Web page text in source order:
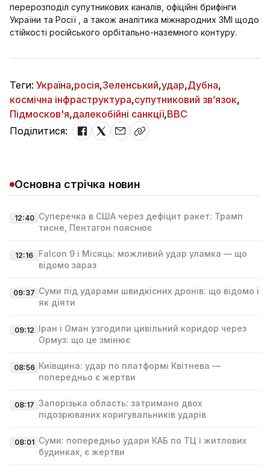
перерозподіл супутникових каналів, офіційні брифінги
України та Росії , а також аналітика міжнародних ЗМІ щодо
стійкості російського орбітально-наземного контуру.
Теги: Україна,росія,Зеленський,удар,Дубна,
космічна інфраструктура,супутниковий зв’язок,
Підмосков'я,далекобійні санкції,BBC
Поділитися:
Основна стрічка новин
12:40 Суперечка в США через дефіцит ракет: Трамп
тисне, Пентагон пояснює
12:16
Falcon 9 і Місяць: можливий удар уламка — що
відомо зараз
09:37 Суми під ударами швидкісних дронів: що відомо і
як діяти
09:12 Іран і Оман узгодили цивільний коридор через
Ормуз: що це змінює
08:56 Київщина: удар по платформі Квітнева —
попередньо є жертви
08:17 Запорізька область: затримано двох
підозрюваних коригувальників ударів
08:01 Суми: попередньо удари КАБ по ТЦ і житлових
будинках, є жертви